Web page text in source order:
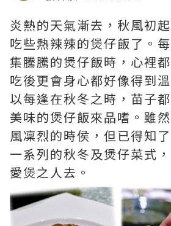
炎熱的天氣漸去，秋風初
吃些熱辣辣的煲仔飯了。
集騰騰的煲仔飯時，心裡
吃後更會身心都好像得到
以每逢在秋冬之時，苗子
美味的煲仔飯來品嗜。雖
風凜烈的時侯，但已得知
一系列的秋冬及煲仔菜式
愛煲之人去。